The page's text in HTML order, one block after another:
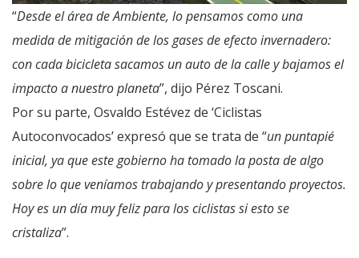
“Desde el área de Ambiente, lo pensamos como una
medida de mitigación de los gases de efecto invernadero:
con cada bicicleta sacamos un auto de la calle y bajamos el
impacto a nuestro planeta”, dijo Pérez Toscani.
Por su parte, Osvaldo Estévez de ‘Ciclistas
Autoconvocados’ expresó que se trata de “un puntapié
inicial, ya que este gobierno ha tomado la posta de algo
sobre lo que veníamos trabajando y presentando proyectos.
Hoy es un día muy feliz para los ciclistas si esto se
cristaliza”.